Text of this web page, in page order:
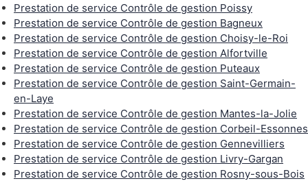
Prestation de service Contrôle de gestion Poissy
Prestation de service Contrôle de gestion Bagneux
Prestation de service Contrôle de gestion Choisy-le-Roi
Prestation de service Contrôle de gestion Alfortville
Prestation de service Contrôle de gestion Puteaux
Prestation de service Contrôle de gestion Saint-Germain-
en-Laye
Prestation de service Contrôle de gestion Mantes-la-Jolie
Prestation de service Contrôle de gestion Corbeil-Essonnes
Prestation de service Contrôle de gestion Gennevilliers
Prestation de service Contrôle de gestion Livry-Gargan
Prestation de service Contrôle de gestion Rosny-sous-Bois